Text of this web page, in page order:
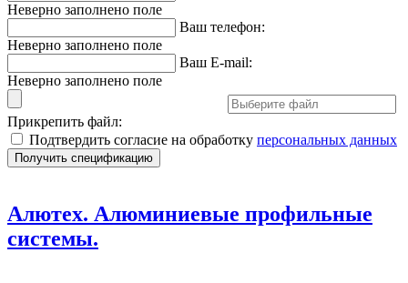
Неверно заполнено поле
Ваш телефон:
Неверно заполнено поле
Ваш E-mail:
Неверно заполнено поле
Прикрепить файл:
Подтвердить согласие на обработку персональных данных
Алютех. Алюминиевые профильные
системы.